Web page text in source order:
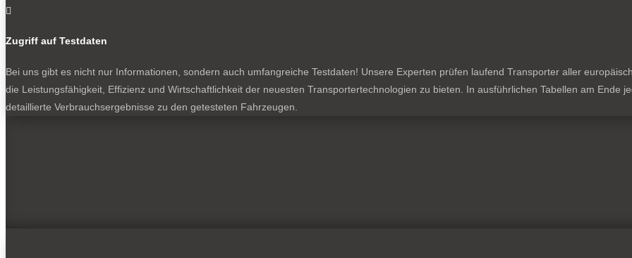

Zugriff auf Testdaten
Bei uns gibt es nicht nur Informationen, sondern auch umfangreiche Testdaten! Unsere Experten prüfen laufend Transporter aller
die Leistungsfähigkeit, Effizienz und Wirtschaftlichkeit der neuesten Transportertechnologien zu bieten. In ausführlichen Tabellen am Ende
detaillierte Verbrauchsergebnisse zu den getesteten Fahrzeugen.